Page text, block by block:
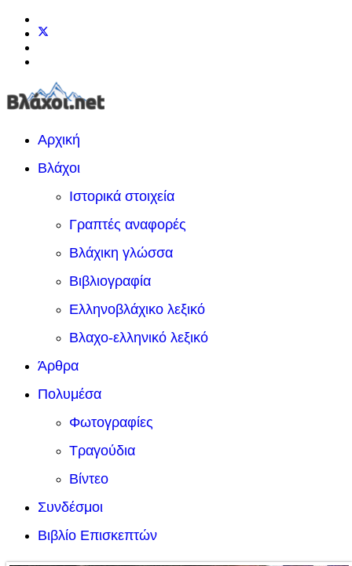
Αρχική
Βλάχοι
Ιστορικά στοιχεία
Γραπτές αναφορές
Βλάχικη γλώσσα
Βιβλιογραφία
Ελληνοβλάχικο λεξικό
Βλαχο-ελληνικό λεξικό
Άρθρα
Πολυμέσα
Φωτογραφίες
Τραγούδια
Βίντεο
Συνδέσμοι
Βιβλίο Επισκεπτών